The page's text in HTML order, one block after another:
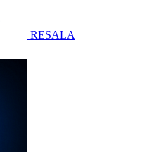
RESALA